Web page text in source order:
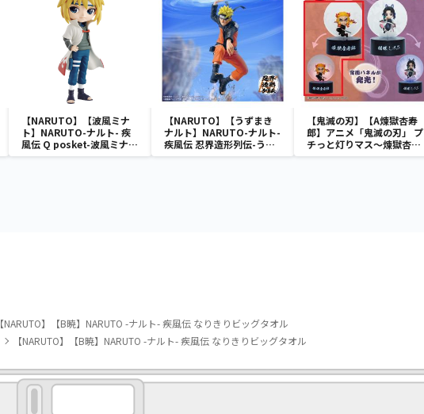
【NARUTO】【波風ミナ
ト】NARUTO-ナルト- 疾
風伝 Q posket-波風ミナ
ト-
【NARUTO】【うずまき
ナルト】NARUTO-ナルト-
疾風伝 忍界造形列伝-うず
まきナルト-
【鬼滅の刃】【A煉獄杏寿
郎】アニメ「鬼滅の刃」 プ
チっと灯りマス～煉獄杏寿
郎・胡蝶しのぶ～
【NARUTO】【B暁】NARUTO -ナルト- 疾風伝 なりきりビッグタオル
【NARUTO】【B暁】NARUTO -ナルト- 疾風伝 なりきりビッグタオル